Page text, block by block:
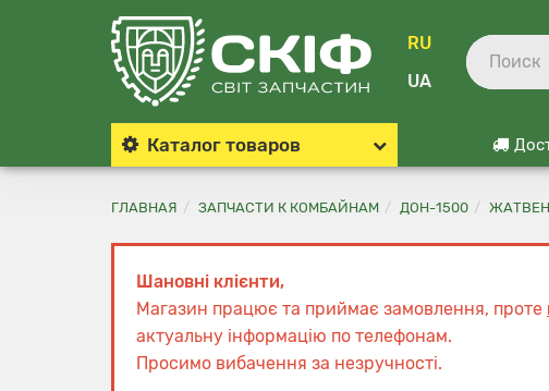
RU
UA
Каталог товаров
ГЛАВНАЯ ЗАПЧАСТИ К КОМБАЙНАМ ДОН-1500
Шановні клієнти,
Магазин працює та приймає замовлення, проте
актуальну інформацію по телефонам.
Просимо вибачення за незручності.